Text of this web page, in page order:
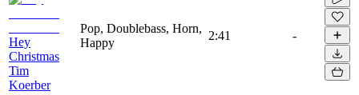
Hey
Christmas
Tim
Koerber
Pop, Doublebass, Horn,
Happy
2:41 -